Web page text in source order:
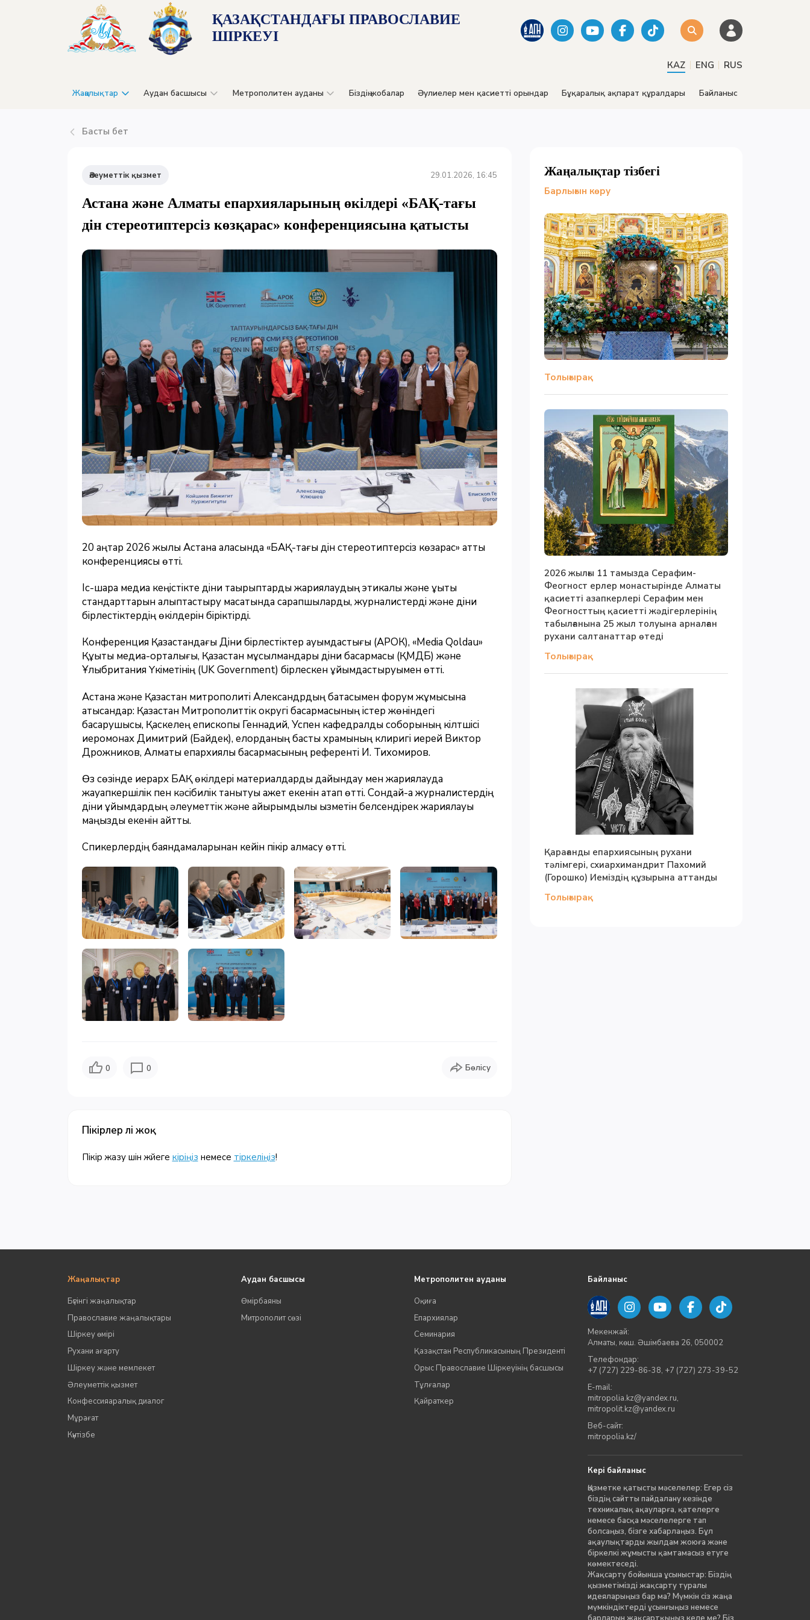
ҚАЗАҚСТАНДАҒЫ ПРАВОСЛАВИЕ
ШІРКЕУІ
Жаңалықтар Аудан басшысы Метрополитен ауданы Біздің жобалар Әулиелер мен қасиетті орындар Бұқаралық ақпарат құралдары Байланыс
КАZ | ENG | RUS
Басты бет
Әлеуметтік қызмет 29.01.2026, 16:45
Астана және Алматы епархияларының өкілдері «БАҚ-тағы
дін стереотиптерсіз көзқарас» конференциясына қатысты
20 қаңтар 2026 жылы Астана қаласында «БАҚ-тағы дін стереотиптерсіз көзқарас» атты
конференциясы өтті.
Іс-шара медиа кеңістікте діни тақырыптарды жариялаудың этикалық және құқықтық
стандарттарын қалыптастыру мақсатында сарапшыларды, журналистерді және діни
бірлестіктердің өкілдерін біріктірді.
Конференция Қазақстандағы Діни бірлестіктер қауымдастығы (АРОК), «Media Qoldau»
Құқықтық медиа-орталығы, Қазақстан мұсылмандары діни басқармасы (ҚМДБ) және
Ұлыбритания Үкіметінің (UK Government) бірлескен ұйымдастыруымен өтті.
Астана және Қазақстан митрополиті Александрдың батасымен форум жұмысына
қатысқандар: Қазақстан Митрополиттік округі басқармасының істер жөніндегі
басқарушысы, Қаскелең епископы Геннадий, Успен кафедралды соборының кілтшісі
иеромонах Димитрий (Байдек), елорданың басты храмының клиригі иерей Виктор
Дрожников, Алматы епархиялық басқармасының референті И. Тихомиров.
Өз сөзінде иерарх БАҚ өкілдері материалдарды дайындау мен жариялауда
жауапкершілік пен кәсібилік танытуы қажет екенін атап өтті. Сондай-ақ журналистердің
діни ұйымдардың әлеуметтік және қайырымдылық қызметін белсендірек жариялауы
маңызды екенін айтты.
Спикерлердің баяндамаларынан кейін пікір алмасу өтті.
0 0 Бөлісу
Пікірлер әлі жоқ
Пікір жазу үшін жүйеге кіріңіз немесе тіркеліңіз!
Жаңалықтар тізбегі
Барлығын көру
Толығырақ
2026 жылғы 11 тамызда Серафим-
Феогност ерлер монастырінде Алматы
қасиетті азапкерлері Серафим мен
Феогносттың қасиетті жәдігерлерінің
табылғанына 25 жыл толуына арналған
рухани салтанаттар өтеді
Толығырақ
Қарағанды епархиясының рухани
тәлімгері, схиархимандрит Пахомий
(Горошко) Иеміздің құзырына аттанды
Толығырақ
Жаңалықтар
Бүгінгі жаңалықтар
Православие жаңалықтары
Шіркеу өмірі
Рухани ағарту
Шіркеу және мемлекет
Әлеуметтік қызмет
Конфессияаралық диалог
Мұрағат
Күнтізбе
Аудан басшысы
Өмірбаяны
Митрополит сөзі
Метрополитен ауданы
Оқиға
Епархиялар
Семинария
Қазақстан Республикасының Президенті
Орыс Православие Шіркеуінің басшысы
Тұлғалар
Қайраткер
Байланыс
Мекенжай:
Алматы, көш. Әшімбаева 26, 050002
Телефондар:
+7 (727) 229-86-38, +7 (727) 273-39-52
E-mail:
mitropolia.kz@yandex.ru,
mitropolit.kz@yandex.ru
Веб-сайт:
mitropolia.kz/
Кері байланыс
Қызметке қатысты мәселелер: Егер сіз
біздің сайтты пайдалану кезінде
техникалық ақауларға, қателерге
немесе басқа мәселелерге тап
болсаңыз, бізге хабарлаңыз. Бұл
ақаулықтарды жылдам жоюға және
біркелкі жұмысты қамтамасыз етуге
көмектеседі.
Жақсарту бойынша ұсыныстар: Біздің
қызметімізді жақсарту туралы
идеяларыңыз бар ма? Мүмкін сіз жаңа
мүмкіндіктерді ұсынғыңыз немесе